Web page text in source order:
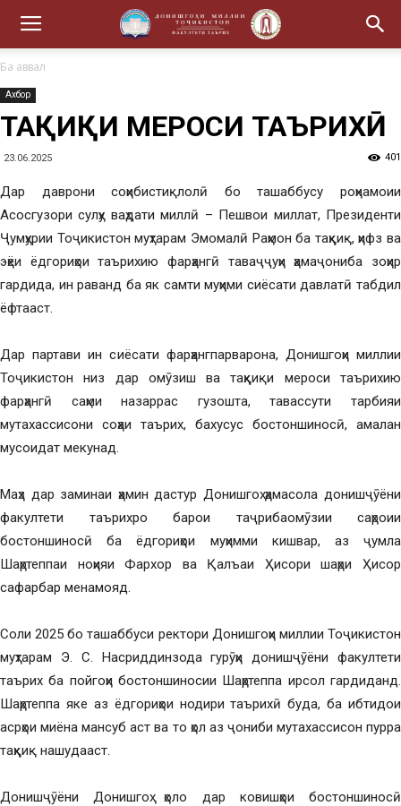
Ба аввал
Ахбор
ТАҲҚИҚИ МЕРОСИ ТАЪРИХӢ
23.06.2025 401
Дар даврони соҳибистиқлолӣ бо ташаббусу роҳнамоии
Асосгузори сулҳу ваҳдати миллӣ – Пешвои миллат, Президенти
Ҷумҳурии Тоҷикистон муҳтарам Эмомалӣ Раҳмон ба таҳқиқ, ҳифз ва
эҳёи ёдгориҳои таърихию фарҳангӣ таваҷҷуҳи ҳамаҷониба зоҳир
гардида, ин раванд ба як самти муҳими сиёсати давлатӣ табдил
ёфтааст.
Дар партави ин сиёсати фарҳангпарварона, Донишгоҳи миллии
Тоҷикистон низ дар омӯзиш ва таҳқиқи мероси таърихию
фарҳангӣ саҳми назаррас гузошта, тавассути тарбияи
мутахассисони соҳаи таърих, бахусус бостоншиносӣ, амалан
мусоидат мекунад.
Маҳз дар заминаи ҳамин дастур Донишгоҳ ҳамасола донишҷӯёни
факултети таърихро барои таҷрибаомӯзии саҳроии
бостоншиносӣ ба ёдгориҳои муҳимми кишвар, аз ҷумла
Шаҳртеппаи ноҳияи Фархор ва Қалъаи Ҳисори шаҳри Ҳисор
сафарбар менамояд.
Соли 2025 бо ташаббуси ректори Донишгоҳи миллии Тоҷикистон
муҳтарам Э. С. Насриддинзода гурӯҳи донишҷӯёни факултети
таърих ба пойгоҳи бостоншиносии Шаҳртеппа ирсол гардиданд.
Шаҳртеппа яке аз ёдгориҳои нодири таърихӣ буда, ба ибтидои
асрҳои миёна мансуб аст ва то ҳол аз ҷониби мутахассисон пурра
таҳқиқ нашудааст.
Донишҷӯёни Донишгоҳ ҳоло дар ковишҳои бостоншиносӣ